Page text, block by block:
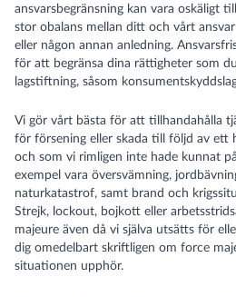
ansvarsbegränsning kan vara oskäligt
stor obalans mellan ditt och vårt
eller någon annan anledning.
för att begränsa dina rättigheter som
lagstiftning, såsom
Vi gör vårt bästa för att tillhandahålla
för försening eller skada till följd av ett
och som vi rimligen inte hade kunnat
exempel vara översvämning,
naturkatastrof, samt brand och
Strejk, lockout, bojkott eller
majeure även då vi själva utsätts för
dig omedelbart skriftligen om force
situationen upphör.